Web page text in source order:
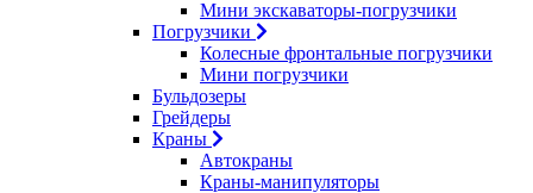
Мини экскаваторы-погрузчики
Погрузчики
Колесные фронтальные погрузчики
Мини погрузчики
Бульдозеры
Грейдеры
Краны
Автокраны
Краны-манипуляторы